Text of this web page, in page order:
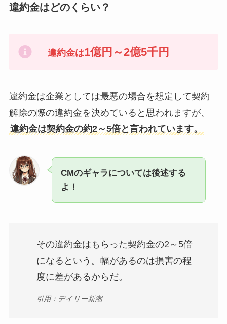
違約金はどのくらい？
違約金は1億円～2億5千円
違約金は企業としては最悪の場合を想定して契約
解除の際の違約金を決めていると思われますが、
違約金は契約金の約2～5倍と言われています。
CMのギャラについては後述する
よ！
その違約金はもらった契約金の2～5倍
になるという。幅があるのは損害の程
度に差があるからだ。
引用：デイリー新潮